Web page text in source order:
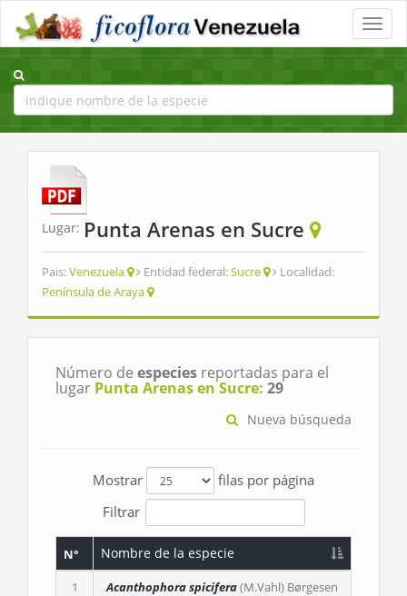
Toggle
Lugar: Punta Arenas en Sucre
Pais:Venezuela Entidad federal:Sucre
Localidad:
Península de Araya
Número de especies reportadas para el
lugar Punta Arenas en Sucre: 29
Nueva búsqueda
Mostrar
filas por página
Filtrar
N° Nombre de la especie
1 Acanthophora spicifera(M.Vahl) Børgesen